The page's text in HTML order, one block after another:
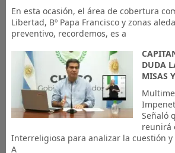
En esta ocasión, el área de cobertura
Libertad, Bº Papa Francisco y zonas
preventivo, recordemos, es a
DUDA
MISAS
Señaló
reunirá
Interreligiosa para analizar la cuestión
A